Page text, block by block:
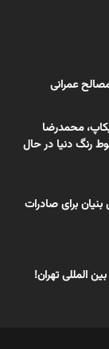
عمرانی
محمدرضا
رنگ دنیا در حال
برای صادرات
المللی تهران!